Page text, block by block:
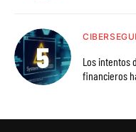
Los intentos
financieros